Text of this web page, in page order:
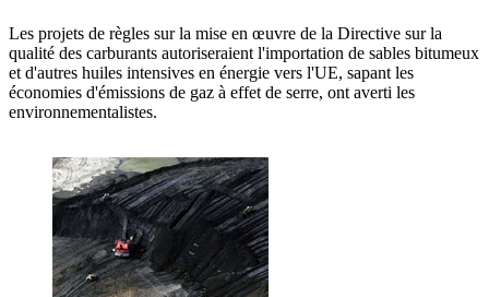
Les projets de règles sur la mise en œuvre de la Directive sur la
qualité des carburants autoriseraient l'importation de sables bitumeux
et d'autres huiles intensives en énergie vers l'UE, sapant les
économies d'émissions de gaz à effet de serre, ont averti les
environnementalistes.